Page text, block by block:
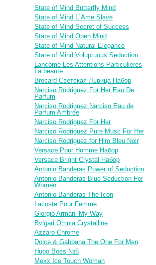
State of Mind Butterfly Mind
State of Mind L`Ame Slave
State of Mind Secret of Success
State of Mind Open Mind
State of Mind Natural Elegance
State of Mind Voluptuous Seduction
Lancome Les Attentions Particulieres
La beaute
Brocard Светская Львица Набор
Narciso Rodriguez For Her Eau De
Parfum
Narciso Rodriguez Narciso Eau de
Parfum Ambree
Narciso Rodriguez For Her
Narciso Rodriguez Pure Musc For Her
Narciso Rodriguez for Him Bleu Noir
Versace Pour Homme Набор
Versace Bright Crystal Набор
Antonio Banderas Power of Seduction
Antonio Banderas Blue Seduction For
Women
Antonio Banderas The Icon
Lacoste Pour Femme
Giorgio Armani My Way
Bvlgari Omnia Crystalline
Azzaro Chrome
Dolce & Gabbana The One For Men
Hugo Boss №6
Mexx Ice Touch Woman